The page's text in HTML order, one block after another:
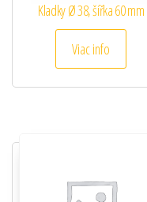
Kladky Ø 38, šířka 60 mm
Viac info